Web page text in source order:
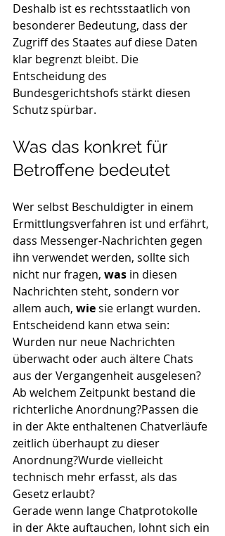
Deshalb ist es rechtsstaatlich von
besonderer Bedeutung, dass der
Zugriff des Staates auf diese Daten
klar begrenzt bleibt. Die
Entscheidung des
Bundesgerichtshofs stärkt diesen
Schutz spürbar.
Was das konkret für
Betroffene bedeutet
Wer selbst Beschuldigter in einem
Ermittlungsverfahren ist und erfährt,
dass Messenger-Nachrichten gegen
ihn verwendet werden, sollte sich
nicht nur fragen, was in diesen
Nachrichten steht, sondern vor
allem auch, wie sie erlangt wurden.
Entscheidend kann etwa sein:
Wurden nur neue Nachrichten
überwacht oder auch ältere Chats
aus der Vergangenheit ausgelesen?
Ab welchem Zeitpunkt bestand die
richterliche Anordnung?Passen die
in der Akte enthaltenen Chatverläufe
zeitlich überhaupt zu dieser
Anordnung?Wurde vielleicht
technisch mehr erfasst, als das
Gesetz erlaubt?
Gerade wenn lange Chatprotokolle
in der Akte auftauchen, lohnt sich ein